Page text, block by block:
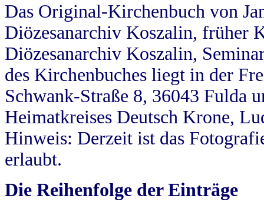
Das Original-Kirchenbuch von
Diözesanarchiv Koszalin, früher
Diözesanarchiv Koszalin,
des Kirchenbuches liegt in der
Schwank-Straße 8, 36043 Fulda
Heimatkreises Deutsch Krone,
Hinweis: Derzeit ist das
erlaubt.
Die Reihenfolge der Einträge